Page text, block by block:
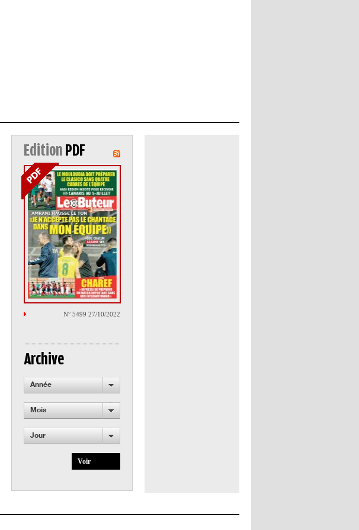
Edition PDF
N° 5499 27/10/2022
Archive
Année
Mois
Jour
Voir